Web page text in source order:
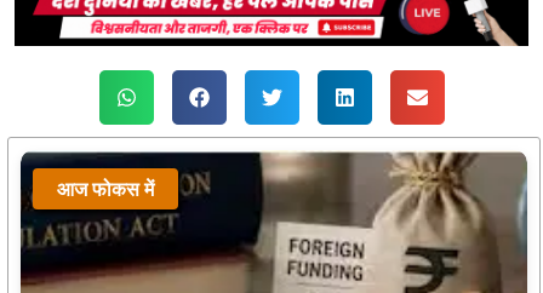
आज फोकस में